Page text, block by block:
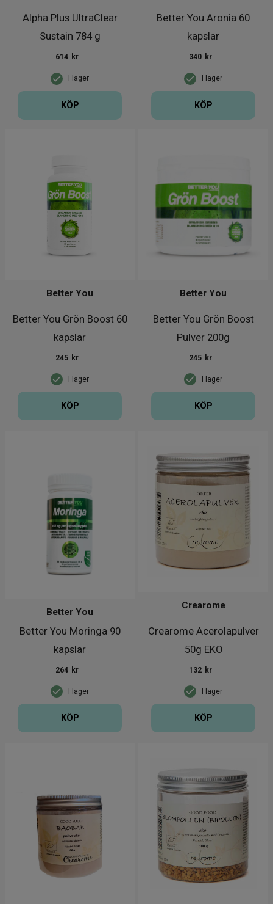
Alpha Plus UltraClear
Sustain 784 g
I lager
614 kr
KÖP
Better You Aronia 60
kapslar
I lager
340 kr
KÖP
Better You Grön Boost 60
kapslar
Better You
I lager
245 kr
KÖP
Better You Grön Boost
Pulver 200g
Better You
I lager
245 kr
KÖP
Better You Moringa 90
kapslar
Better You
I lager
264 kr
KÖP
Crearome Acerolapulver
50g EKO
Crearome
I lager
132 kr
KÖP